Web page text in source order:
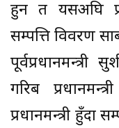
हुन त यसअघि
सम्पत्ति विवरण
गरिब
प्रधानमन्त्री हुँदा